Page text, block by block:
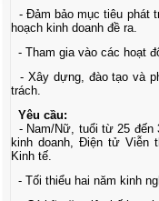
- Đảm bảo mục tiêu phát
hoạch kinh doanh đề ra.
- Tham gia vào các hoạt
- Xây dựng, đào tạo và
trách.
Yêu cầu:
- Nam/Nữ, tuổi từ 25 đến
kinh doanh, Điện tử Viễn
Kinh tế.
- Tối thiểu hai năm kinh